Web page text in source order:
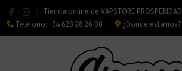
Tienda online de VAPSTORE PROSPERIDAD
Teléfono: +34 628 28 26 08 ¿Dónde estamos?